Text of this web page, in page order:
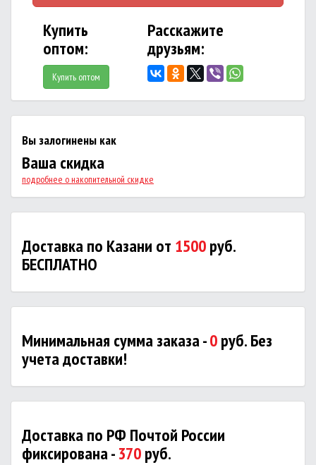
Купить
оптом:
Купить оптом
Расскажите
друзьям:
Вы залогинены как
Ваша скидка
подробнее о накопительной скидке
Доставка по Казани от 1500руб.
БЕСПЛАТНО
Минимальная сумма заказа -0руб. Без
учета доставки!
Доставка по РФ Почтой России
фиксирована -370руб.